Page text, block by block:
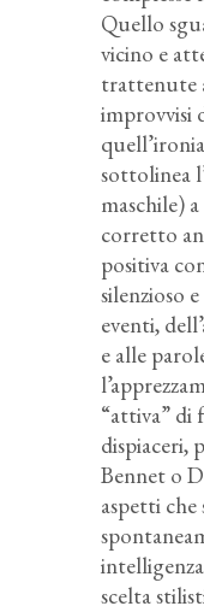
Quello
vicino e
trattenute
improvvisi
sottolinea
maschile)
corretto
positiva
silenzioso
eventi,
e alle
“attiva” di
dispiaceri,
Bennet o
aspetti
scelta